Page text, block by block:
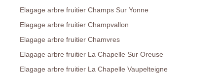
Elagage arbre fruitier Champs Sur Yonne
Elagage arbre fruitier Champvallon
Elagage arbre fruitier Chamvres
Elagage arbre fruitier La Chapelle Sur Oreuse
Elagage arbre fruitier La Chapelle Vaupelteigne